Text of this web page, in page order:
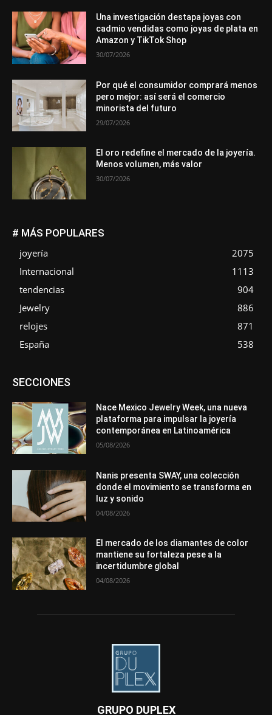
Una investigación destapa joyas con
cadmio vendidas como joyas de plata en
Amazon y TikTok Shop
30/07/2026
Por qué el consumidor comprará menos
pero mejor: así será el comercio
minorista del futuro
29/07/2026
El oro redefine el mercado de la joyería.
Menos volumen, más valor
30/07/2026
# MÁS POPULARES
joyería
2075
Internacional
1113
tendencias
904
Jewelry
886
relojes
871
España
538
SECCIONESAsociaciones
Entrevistas
Mundo Técnico
Novedades Opiniones
Perspectiva
Premios
Secciones Sin categoría
Sucesos
Más
Nace Mexico Jewelry Week, una nueva
plataforma para impulsar la joyería
contemporánea en Latinoamérica
05/08/2026
Nanis presenta SWAY, una colección
donde el movimiento se transforma en
luz y sonido
04/08/2026
El mercado de los diamantes de color
mantiene su fortaleza pese a la
incertidumbre global
04/08/2026
GRUPO DUPLEX